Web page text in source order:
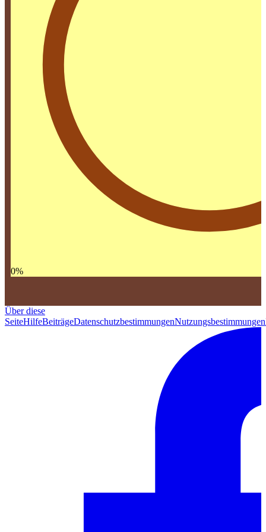
0%
Über diese
SeiteHilfeBeiträgeDatenschutzbestimmungenNutzungsbestimmungen